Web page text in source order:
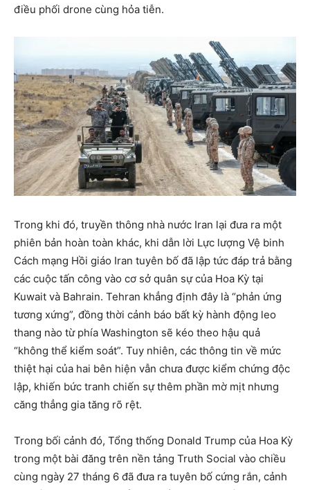
điều phối drone cùng hỏa tiễn.
Trong khi đó, truyền thông nhà nước Iran lại đưa ra một
phiên bản hoàn toàn khác, khi dẫn lời Lực lượng Vệ binh
Cách mạng Hồi giáo Iran tuyên bố đã lập tức đáp trả bằng
các cuộc tấn công vào cơ sở quân sự của Hoa Kỳ tại
Kuwait và Bahrain. Tehran khẳng định đây là “phản ứng
tương xứng”, đồng thời cảnh báo bất kỳ hành động leo
thang nào từ phía Washington sẽ kéo theo hậu quả
“không thể kiểm soát”. Tuy nhiên, các thông tin về mức
thiệt hại của hai bên hiện vẫn chưa được kiểm chứng độc
lập, khiến bức tranh chiến sự thêm phần mờ mịt nhưng
căng thẳng gia tăng rõ rệt.
Trong bối cảnh đó, Tổng thống Donald Trump của Hoa Kỳ
trong một bài đăng trên nền tảng Truth Social vào chiều
cùng ngày 27 tháng 6 đã đưa ra tuyên bố cứng rắn, cảnh